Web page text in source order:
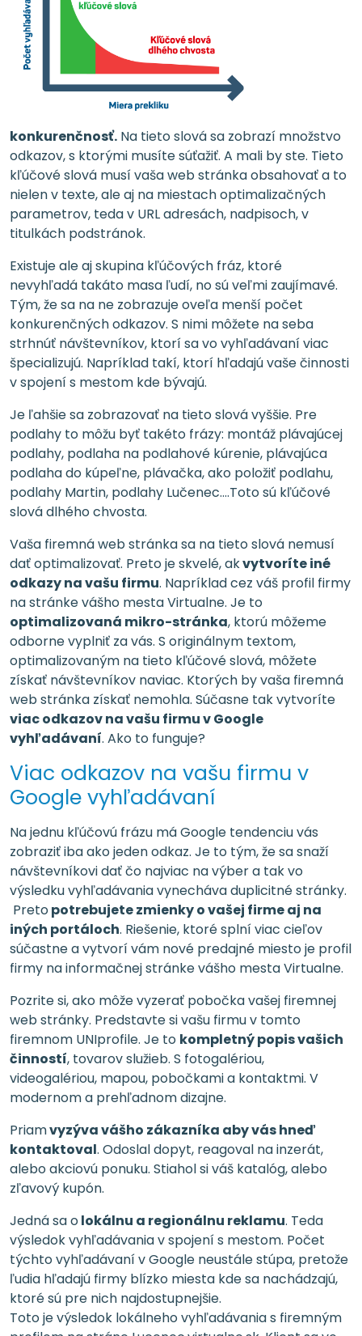
konkurenčnosť. Na tieto slová sa zobrazí množstvo
odkazov, s ktorými musíte súťažiť. A mali by ste. Tieto
kľúčové slová musí vaša web stránka obsahovať a to
nielen v texte, ale aj na miestach optimalizačných
parametrov, teda v URL adresách, nadpisoch, v
titulkách podstránok.
Existuje ale aj skupina kľúčových fráz, ktoré
nevyhľadá takáto masa ľudí, no sú veľmi zaujímavé.
Tým, že sa na ne zobrazuje oveľa menší počet
konkurenčných odkazov. S nimi môžete na seba
strhnúť návštevníkov, ktorí sa vo vyhľadávaní viac
špecializujú. Napríklad takí, ktorí hľadajú vaše činnosti
v spojení s mestom kde bývajú.
Je ľahšie sa zobrazovať na tieto slová vyššie. Pre
podlahy to môžu byť takéto frázy: montáž plávajúcej
podlahy, podlaha na podlahové kúrenie, plávajúca
podlaha do kúpeľne, plávačka, ako položiť podlahu,
podlahy Martin, podlahy Lučenec....Toto sú kľúčové
slová dlhého chvosta.
Vaša firemná web stránka sa na tieto slová nemusí
dať optimalizovať. Preto je skvelé, akvytvoríte iné
odkazy na vašu firmu. Napríklad cez váš profil firmy
na stránke vášho mesta Virtualne. Je to
optimalizovaná mikro-stránka, ktorú môžeme
odborne vyplniť za vás. S originálnym textom,
optimalizovaným na tieto kľúčové slová, môžete
získať návštevníkov naviac. Ktorých by vaša firemná
web stránka získať nemohla. Súčasne tak vytvoríte
viac odkazov na vašu firmu v Google
vyhľadávaní. Ako to funguje?
Viac odkazov na vašu firmu v
Google vyhľadávaní
Na jednu kľúčovú frázu má Google tendenciu vás
zobraziť iba ako jeden odkaz. Je to tým, že sa snaží
návštevníkovi dať čo najviac na výber a tak vo
výsledku vyhľadávania vynecháva duplicitné stránky.
Pretopotrebujete zmienky o vašej firme aj na
iných portáloch. Riešenie, ktoré splní viac cieľov
súčastne a vytvorí vám nové predajné miesto je profil
firmy na informačnej stránke vášho mesta Virtualne.
Pozrite si, ako môže vyzerať pobočka vašej firemnej
web stránky. Predstavte si vašu firmu v tomto
firemnom UNIprofile. Je to kompletný popis vašich
činností, tovarov služieb. S fotogalériou,
videogalériou, mapou, pobočkami a kontaktmi. V
modernom a prehľadnom dizajne.
Priamvyzýva vášho zákazníka aby vás hneď
kontaktoval. Odoslal dopyt, reagoval na inzerát,
alebo akciovú ponuku. Stiahol si váš katalóg, alebo
zľavový kupón.
Jedná sa olokálnu a regionálnu reklamu. Teda
výsledok vyhľadávania v spojení s mestom. Počet
týchto vyhľadávaní v Google neustále stúpa, pretože
ľudia hľadajú firmy blízko miesta kde sa nachádzajú,
ktoré sú pre nich najdostupnejšie.
Toto je výsledok lokálneho vyhľadávania s firemným